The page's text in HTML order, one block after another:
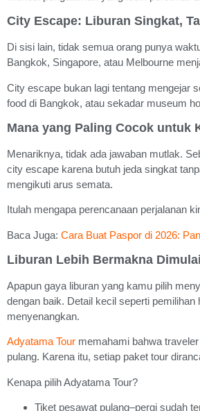
City Escape: Liburan Singkat,
Di sisi lain, tidak semua orang punya
Bangkok, Singapore, atau Melbourne
City escape bukan lagi tentang mengejar
food di Bangkok, atau sekadar museum
Mana yang Paling Cocok untuk
Menariknya, tidak ada jawaban mutlak.
city escape karena butuh jeda singkat
mengikuti arus semata.
Itulah mengapa perencanaan perjalanan
Baca Juga: Cara Buat Paspor di 2026:
Liburan Lebih Bermakna
Apapun gaya liburan yang kamu pilih
dengan baik. Detail kecil seperti
menyenangkan.
Adyatama Tour memahami bahwa
pulang. Karena itu, setiap paket tour
Kenapa pilih Adyatama Tour?
Tiket pesawat pulang–pergi sudah